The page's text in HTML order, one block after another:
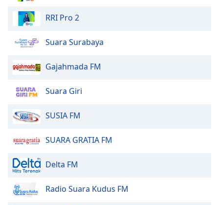
Opacity
Edge
Style
Family
Reset
Close
Modal
RRI Pro 2
Suara Surabaya
Gajahmada FM
Suara Giri
SUSIA FM
SUARA GRATIA FM
Delta FM
Radio Suara Kudus FM